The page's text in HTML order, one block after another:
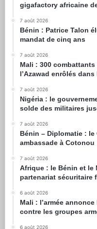
gigafactory africaine
7 août 2026
Bénin : Patrice Talon
mandat de cinq ans
7 août 2026
Mali : 300
l’Azawad enrôlés dans
7 août 2026
Nigéria : le
solde des militaires
7 août 2026
Bénin – Diplomatie : le
ambassade à Cotonou
7 août 2026
Afrique : le Bénin et le
partenariat sécuritaire
6 août 2026
Mali : l’armée
contre les groupes
6 août 2026